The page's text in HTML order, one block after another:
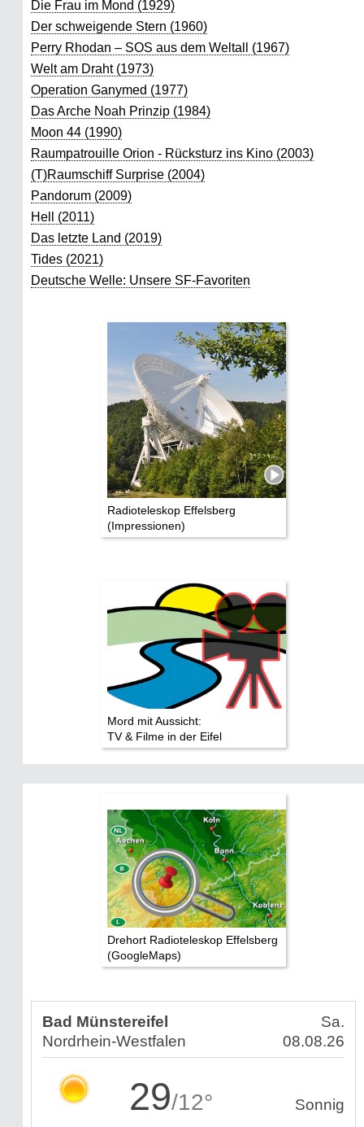
Die Frau im Mond (1929)
Der schweigende Stern (1960)
Perry Rhodan – SOS aus dem Weltall (1967)
Welt am Draht (1973)
Operation Ganymed (1977)
Das Arche Noah Prinzip (1984)
Moon 44 (1990)
Raumpatrouille Orion - Rücksturz ins Kino (2003)
(T)Raumschiff Surprise (2004)
Pandorum (2009)
Hell (2011)
Das letzte Land (2019)
Tides (2021)
Deutsche Welle: Unsere SF-Favoriten
Radioteleskop Effelsberg
(Impressionen)
Mord mit Aussicht:
TV & Filme in der Eifel
Drehort Radioteleskop Effelsberg
(GoogleMaps)